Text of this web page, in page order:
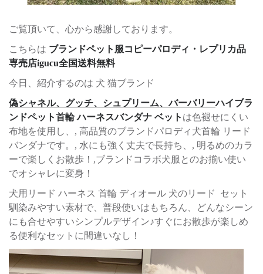
ご覧頂いて、心から感謝しております。
こちらは ブランドペット服コピーパロディ・レプリカ品
専売店igucu全国送料無料
今日、紹介するのは 犬 猫ブランド
偽シャネル、グッチ、シュプリーム、バーバリーハイブラ
ンドペット首輪 ハーネスバンダナ ベット は色褪せにくい
布地を使用し、, 高品質のブランドパロディ犬首輪 リード
バンダナです。, 水にも強く丈夫で長持ち、, 明るめのカラ
ーで楽しくお散歩！,ブランドコラボ犬服とのお揃い使い
でオシャレに変身！
犬用リード ハーネス 首輪 ディオール 犬のリード セット
馴染みやすい素材で、普段使いはもちろん、どんなシーン
にも合せやすいシンプルデザイン♪すぐにお散歩が楽しめ
る便利なセットに間違いなし！